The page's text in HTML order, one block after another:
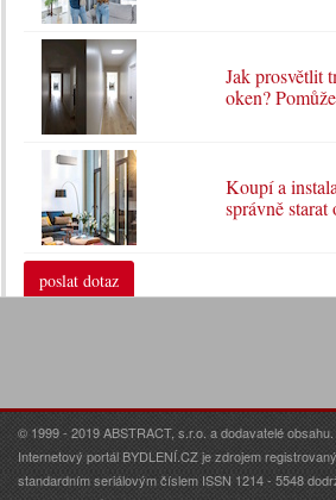
Jak prosvětlit
oken?
Koupí a
správně
poslat dotaz
© 1999 - 2019 ABSTRACT, s.r.o. a dodavatelé
Internetový portál BYDLENÍ.CZ je zdrojem
standardním seriálovým číslem ISSN 1214 - 5548